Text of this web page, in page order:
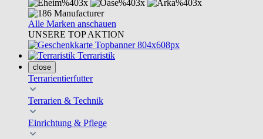
Alle Marken anschauen
UNSERE TOP AKTION
Terraristik
close
Terrarientierfutter
Terrarien & Technik
Einrichtung & Pflege